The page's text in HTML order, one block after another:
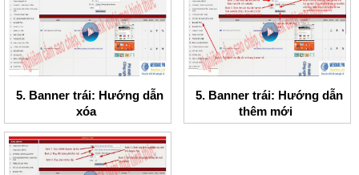
5. Banner trái: Hướng dẫn
xóa
5. Banner trái: Hướng dẫn
thêm mới